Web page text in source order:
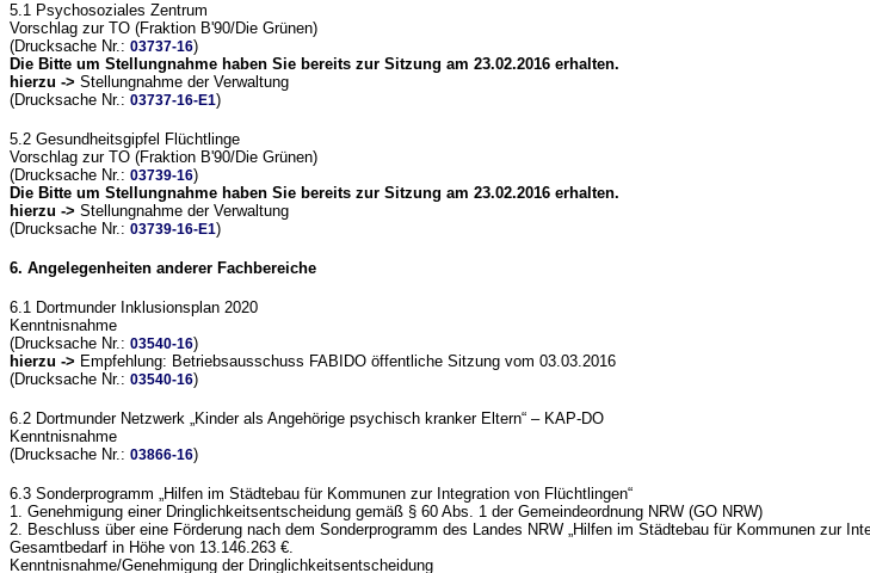
5.1 Psychosoziales Zentrum
Vorschlag zur TO (Fraktion B'90/Die Grünen)
(Drucksache Nr.: 03737-16)
Die Bitte um Stellungnahme haben Sie bereits zur Sitzung am 23.02.2016 erhalten.
hierzu -> Stellungnahme der Verwaltung
(Drucksache Nr.: 03737-16-E1)
5.2 Gesundheitsgipfel Flüchtlinge
Vorschlag zur TO (Fraktion B'90/Die Grünen)
(Drucksache Nr.: 03739-16)
Die Bitte um Stellungnahme haben Sie bereits zur Sitzung am 23.02.2016 erhalten.
hierzu -> Stellungnahme der Verwaltung
(Drucksache Nr.: 03739-16-E1)
6. Angelegenheiten anderer Fachbereiche
6.1 Dortmunder Inklusionsplan 2020
Kenntnisnahme
(Drucksache Nr.: 03540-16)
hierzu -> Empfehlung: Betriebsausschuss FABIDO öffentliche Sitzung vom 03.03.2016
(Drucksache Nr.: 03540-16)
6.2 Dortmunder Netzwerk „Kinder als Angehörige psychisch kranker Eltern“ – KAP-DO
Kenntnisnahme
(Drucksache Nr.: 03866-16)
6.3 Sonderprogramm „Hilfen im Städtebau für Kommunen zur Integration von Flüchtlingen“
1. Genehmigung einer Dringlichkeitsentscheidung gemäß § 60 Abs. 1 der Gemeindeordnung NRW (GO NRW)
2. Beschluss über eine Förderung nach dem Sonderprogramm des Landes NRW „Hilfen im Städtebau für Kommunen zur
Gesamtbedarf in Höhe von 13.146.263 €.
Kenntnisnahme/Genehmigung der Dringlichkeitsentscheidung